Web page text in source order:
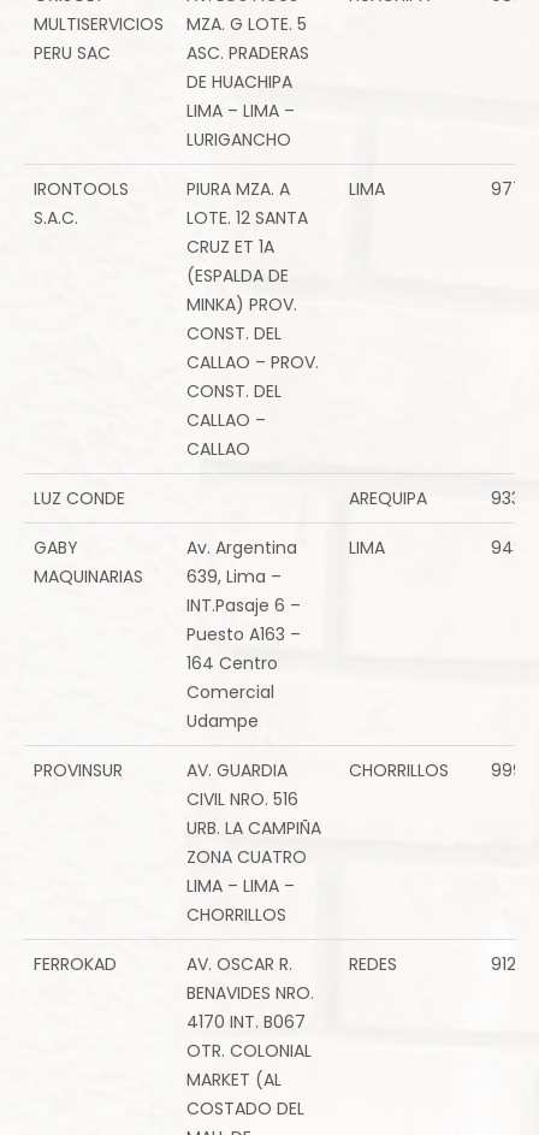
MULTISERVICIOS
PERU SAC
MZA. G LOTE. 5
ASC. PRADERAS
DE HUACHIPA
LIMA – LIMA –
LURIGANCHO
IRONTOOLS
S.A.C.
PIURA MZA. A
LOTE. 12 SANTA
CRUZ ET 1A
(ESPALDA DE
MINKA) PROV.
CONST. DEL
CALLAO – PROV.
CONST. DEL
CALLAO –
CALLAO
LIMA
LUZ CONDE AREQUIPA
GABY
MAQUINARIAS
Av. Argentina
639, Lima –
INT.Pasaje 6 –
Puesto A163 –
164 Centro
Comercial
Udampe
LIMA
PROVINSUR
AV. GUARDIA
CIVIL NRO. 516
URB. LA CAMPIÑA
ZONA CUATRO
LIMA – LIMA –
CHORRILLOS
CHORRILLOS
FERROKAD
AV. OSCAR R.
BENAVIDES NRO.
4170 INT. B067
OTR. COLONIAL
MARKET (AL
COSTADO DEL
REDES